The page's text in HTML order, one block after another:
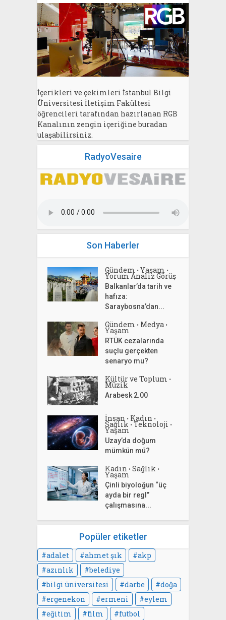
İçerikleri ve çekimleri İstanbul Bilgi
Üniversitesi İletişim Fakültesi
öğrencileri tarafından hazırlanan RGB
Kanalının zengin içeriğine buradan
ulaşabilirsiniz.
RadyoVesaire
Son Haberler
Gündem • Yaşam •
Yorum Analiz Görüş
Balkanlar’da tarih ve
hafıza:
Saraybosna’dan...
Gündem • Medya •
Yaşam
RTÜK cezalarında
suçlu gerçekten
senaryo mu?
Kültür ve Toplum •
Müzik
Arabesk 2.00
İnsan • Kadın •
Sağlık • Teknoloji •
Yaşam
Uzay’da doğum
mümkün mü?
Kadın • Sağlık •
Yaşam
Çinli biyoloğun “üç
ayda bir regl”
çalışmasına...
Popüler etiketler
adalet ahmet şık
akp
azınlık
belediye
bilgi üniversitesi
darbe
doğa
ergenekon
ermeni
eylem
eğitim
film
futbol